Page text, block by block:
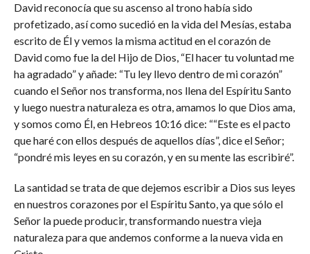
David reconocía que su ascenso al trono había sido
profetizado, así como sucedió en la vida del Mesías, estaba
escrito de Él y vemos la misma actitud en el corazón de
David como fue la del Hijo de Dios, “El hacer tu voluntad me
ha agradado” y añade: “Tu ley llevo dentro de mi corazón”
cuando el Señor nos transforma, nos llena del Espíritu Santo
y luego nuestra naturaleza es otra, amamos lo que Dios ama,
y somos como Él, en Hebreos 10:16 dice: ““Este es el pacto
que haré con ellos después de aquellos días”, dice el Señor;
“pondré mis leyes en su corazón, y en su mente las escribiré”.
La santidad se trata de que dejemos escribir a Dios sus leyes
en nuestros corazones por el Espíritu Santo, ya que sólo el
Señor la puede producir, transformando nuestra vieja
naturaleza para que andemos conforme a la nueva vida en